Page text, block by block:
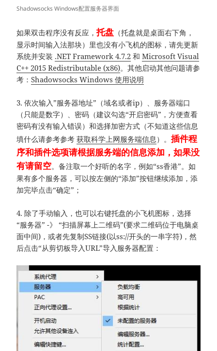
Shadowsocks Windows配置服务器界面
如果双击程序没有反应，托盘 （托盘就是桌面右下角，
显示时间输入法那块）里也没有小飞机的图标，请先更新
系统并安装 .NET Framework 4.7.2 和Microsoft Visual
C++ 2015 Redistributable (x86)。其他启动其他问题请参
考：Shadowsocks Windows 使用说明
3. 依次输入”服务器地址”（域名或者ip）、服务器端口
（只能是数字）、密码（建议勾选“开启密码”，方便查看
密码有没有输入错误）和选择加密方式（不知道这些信息
填什么请参考参考获取科学上网服务端信息）。插件程
序和插件选项请根据服务端的信息添加，如果没
有请留空。备注取一个好听的名字，例如“ss香港”。如
果有多个服务器，可以按左侧的“添加”按钮继续添加，添
加完毕点击“确定”；
4. 除了手动输入，也可以右键托盘的小飞机图标，选择
“服务器” -》 “扫描屏幕上二维码”(要求二维码位于电脑桌
面中间)，或者先复制SS链接(以ss://开头的一串字符)，然
后点击“从剪切板导入URL”导入服务器配置：